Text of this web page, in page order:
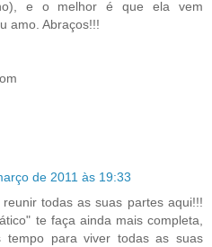
e o melhor é que ela vem
amo. Abraços!!!
de 2011 às 19:33
todas as suas partes aqui!!!
te faça ainda mais completa,
tempo para viver todas as suas